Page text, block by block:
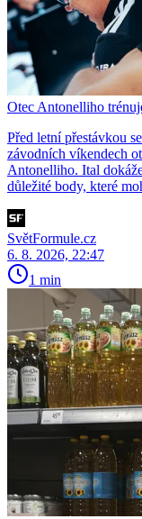
Otec Antonelliho
Před letní přestávkou
závodních víkendech
Antonelliho. Ital
důležité body, které
SvětFormule.cz
6. 8. 2026, 22:47
1 min